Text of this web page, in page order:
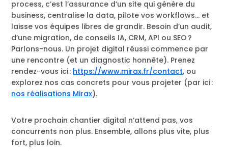
process, c’est l’assurance d’un site qui génère du
business, centralise la data, pilote vos workflows… et
laisse vos équipes libres de grandir. Besoin d’un audit,
d’une migration, de conseils IA, CRM, API ou SEO ?
Parlons-nous. Un projet digital réussi commence par
une rencontre (et un diagnostic honnête). Prenez
rendez-vous ici : https://www.mirax.fr/contact, ou
explorez nos cas concrets pour vous projeter (par ici :
nos réalisations Mirax).
Votre prochain chantier digital n’attend pas, vos
concurrents non plus. Ensemble, allons plus vite, plus
fort, plus loin.